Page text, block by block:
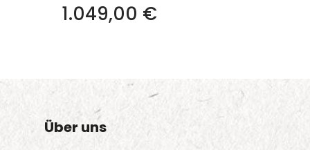
1.049,00 €
Über uns